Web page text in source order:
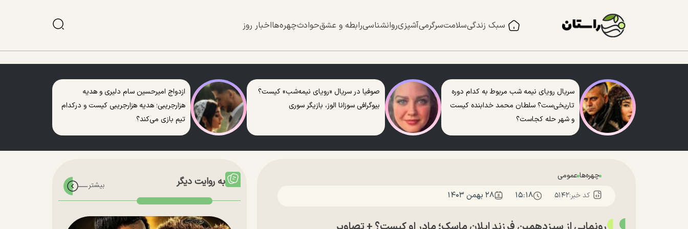
سبک زندگیسلامتسرگرمیآشپزیروانشناسیرابطه و عشقحوادثچهره‌هااخبار روز
سریال رویای نیمه شب مربوط به کدام دوره
تاریخی‌ست؟ سلطان محمد خدابنده کیست
و شهر حله کجاست؟
صوفیا در سریال «رویای نیمه‌شب» کیست؟
بیوگرافی سوزانا الوز، بازیگر سوری
ازدواج امیرحسین سام دلیری و هدیه
هزارجریبی؛ هدیه هزارجریبی کیست و درکدام
تیم بازی می‌کند؟
چهره‌هاعمومی
کد خبر:۵۱۴۲ ۱۵:۱۸ ۲۸ بهمن ۱۴۰۳
به روایت دیگر